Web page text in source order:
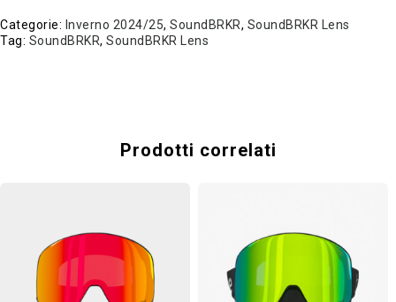
Categorie: Inverno 2024/25, SoundBRKR, SoundBRKR Lens
Tag: SoundBRKR, SoundBRKR Lens
Prodotti correlati